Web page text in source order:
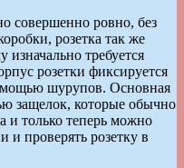
совершенно ровно, без
розетка так же
изначально требуется
розетки фиксируется
шурупов. Основная
защелок, которые обычно
и только теперь можно
проверять розетку в